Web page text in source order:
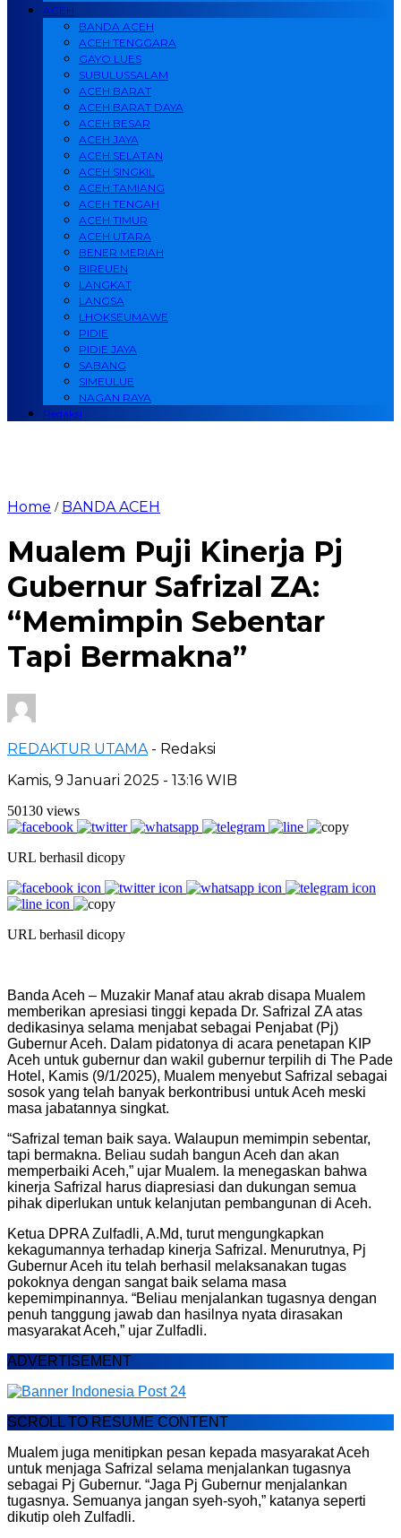
ACEH
BANDA ACEH
ACEH TENGGARA
GAYO LUES
SUBULUSSALAM
ACEH BARAT
ACEH BARAT DAYA
ACEH BESAR
ACEH JAYA
ACEH SELATAN
ACEH SINGKIL
ACEH TAMIANG
ACEH TENGAH
ACEH TIMUR
ACEH UTARA
BENER MERIAH
BIREUEN
LANGKAT
LANGSA
LHOKSEUMAWE
PIDIE
PIDIE JAYA
SABANG
SIMEULUE
NAGAN RAYA
Redaksi
Home / BANDA ACEH
Mualem Puji Kinerja Pj
Gubernur Safrizal ZA:
“Memimpin Sebentar
Tapi Bermakna”
REDAKTUR UTAMA - Redaksi
Kamis, 9 Januari 2025 - 13:16 WIB
50130 views
URL berhasil dicopy
URL berhasil dicopy
Banda Aceh – Muzakir Manaf atau akrab disapa Mualem
memberikan apresiasi tinggi kepada Dr. Safrizal ZA atas
dedikasinya selama menjabat sebagai Penjabat (Pj)
Gubernur Aceh. Dalam pidatonya di acara penetapan KIP
Aceh untuk gubernur dan wakil gubernur terpilih di The Pade
Hotel, Kamis (9/1/2025), Mualem menyebut Safrizal sebagai
sosok yang telah banyak berkontribusi untuk Aceh meski
masa jabatannya singkat.
“Safrizal teman baik saya. Walaupun memimpin sebentar,
tapi bermakna. Beliau sudah bangun Aceh dan akan
memperbaiki Aceh,” ujar Mualem. Ia menegaskan bahwa
kinerja Safrizal harus diapresiasi dan dukungan semua
pihak diperlukan untuk kelanjutan pembangunan di Aceh.
Ketua DPRA Zulfadli, A.Md, turut mengungkapkan
kekagumannya terhadap kinerja Safrizal. Menurutnya, Pj
Gubernur Aceh itu telah berhasil melaksanakan tugas
pokoknya dengan sangat baik selama masa
kepemimpinannya. “Beliau menjalankan tugasnya dengan
penuh tanggung jawab dan hasilnya nyata dirasakan
masyarakat Aceh,” ujar Zulfadli.
ADVERTISEMENT
SCROLL TO RESUME CONTENT
Mualem juga menitipkan pesan kepada masyarakat Aceh
untuk menjaga Safrizal selama menjalankan tugasnya
sebagai Pj Gubernur. “Jaga Pj Gubernur menjalankan
tugasnya. Semuanya jangan syeh-syoh,” katanya seperti
dikutip oleh Zulfadli.